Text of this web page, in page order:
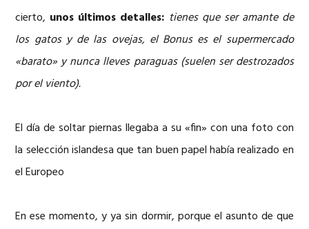
cierto, unos últimos detalles: tienes que ser amante de
los gatos y de las ovejas, el Bonus es el supermercado
«barato» y nunca lleves paraguas (suelen ser destrozados
por el viento).
El día de soltar piernas llegaba a su «fin» con una foto con
la selección islandesa que tan buen papel había realizado en
el Europeo
En ese momento, y ya sin dormir, porque el asunto de que